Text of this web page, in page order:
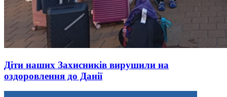
Діти наших Захисників вирушили на
оздоровлення до Данії